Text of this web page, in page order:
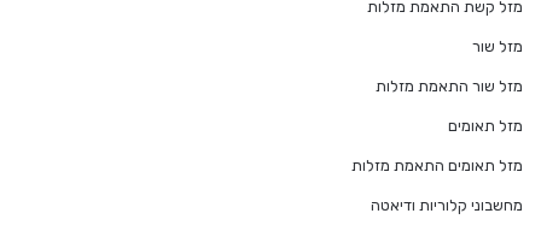
מזל קשת התאמת מזלות
מזל שור
מזל שור התאמת מזלות
מזל תאומים
מזל תאומים התאמת מזלות
מחשבוני קלוריות ודיאטה